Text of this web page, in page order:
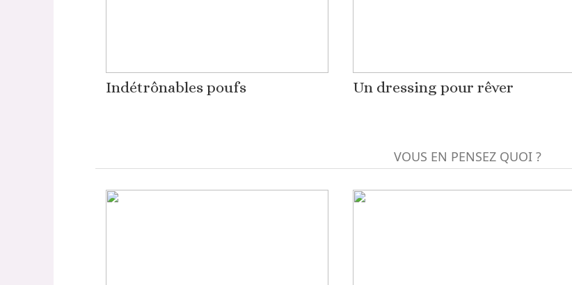
Indétrônables poufs Un dressing pour rêver
VOUS EN PENSEZ QUOI ?